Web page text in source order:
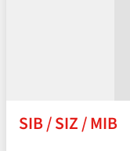
SIB / SIZ / MIB